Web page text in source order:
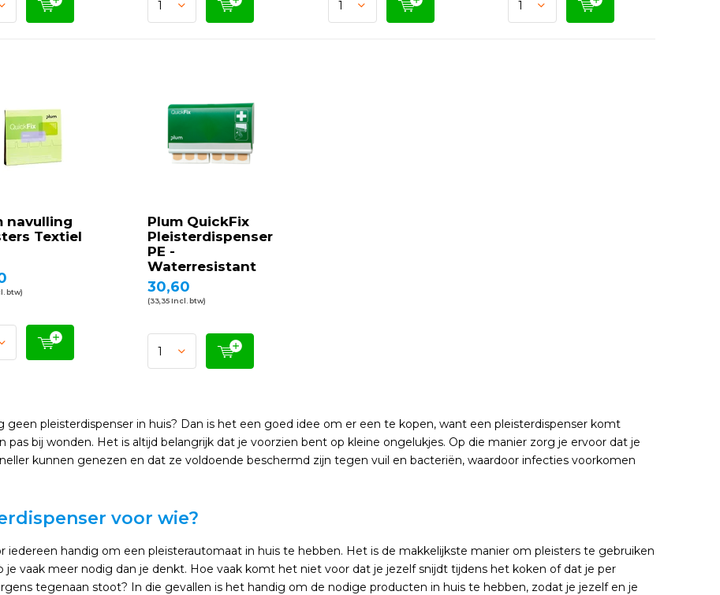
navulling
Textiel
btw)
Plum QuickFix
Pleisterdispenser
PE -
Waterresistant
30,60
(33,35 Incl. btw)
geen pleisterdispenser in huis? Dan is het een goed idee om er een te kopen, want een pleisterdispenser komt
pas bij wonden. Het is altijd belangrijk dat je voorzien bent op kleine ongelukjes. Op die manier zorg je ervoor dat je
kunnen genezen en dat ze voldoende beschermd zijn tegen vuil en bacteriën, waardoor infecties voorkomen
voor wie?
iedereen handig om een pleisterautomaat in huis te hebben. Het is de makkelijkste manier om pleisters te gebruiken
je vaak meer nodig dan je denkt. Hoe vaak komt het niet voor dat je jezelf snijdt tijdens het koken of dat je per
tegenaan stoot? In die gevallen is het handig om de nodige producten in huis te hebben, zodat je jezelf en je